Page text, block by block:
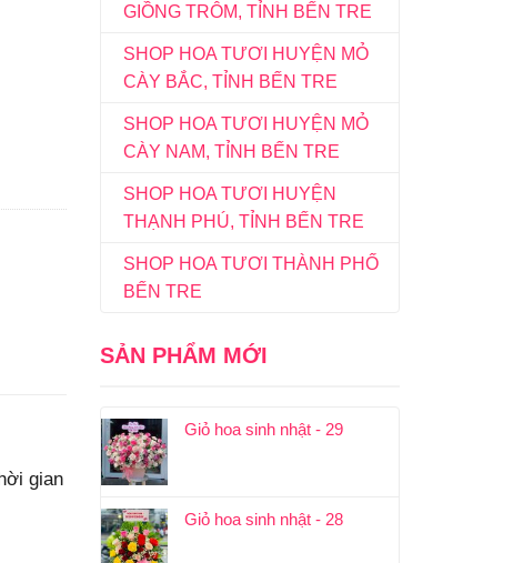
GIỒNG TRÔM, TỈNH BẾN TRE
SHOP HOA TƯƠI HUYỆN MỎ
CÀY BẮC, TỈNH BẾN TRE
SHOP HOA TƯƠI HUYỆN MỎ
CÀY NAM, TỈNH BẾN TRE
SHOP HOA TƯƠI HUYỆN
THẠNH PHÚ, TỈNH BẾN TRE
SHOP HOA TƯƠI THÀNH PHỐ
BẾN TRE
SẢN PHẨM MỚI
Giỏ hoa sinh nhật - 29
Giỏ hoa sinh nhật - 28
gian